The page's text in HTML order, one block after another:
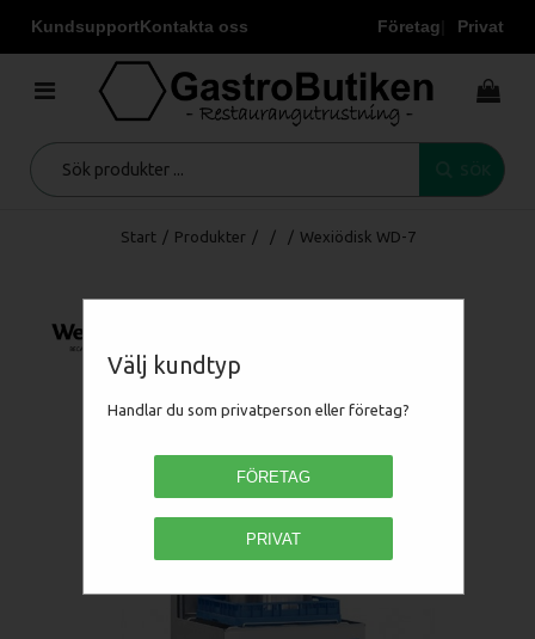
KundsupportKontakta oss Företag Privat
Välj kundtyp
Handlar du som privatperson eller företag?
FÖRETAG
PRIVAT
Start / Produkter / / / Wexiödisk WD-7